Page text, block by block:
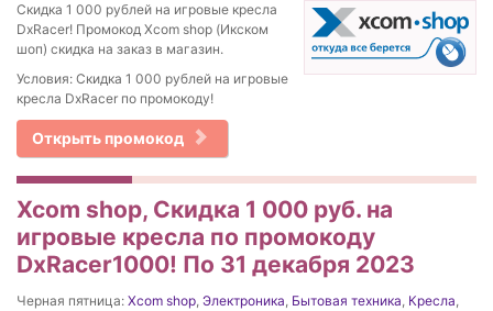
Скидка 1 000 рублей на игровые кресла
DxRacer! Промокод Xcom shop (Икском
шоп) скидка на заказ в магазин.
Условия: Скидка 1 000 рублей на игровые
кресла DxRacer по промокоду!
Открыть промокод
Xcom shop, Скидка 1 000 руб. на
игровые кресла по промокоду
DxRacer1000! По 31 декабря 2023
Черная пятница: Xcom shop, Электроника, Бытовая техника, Кресла,